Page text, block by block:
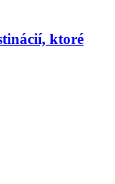
ktoré